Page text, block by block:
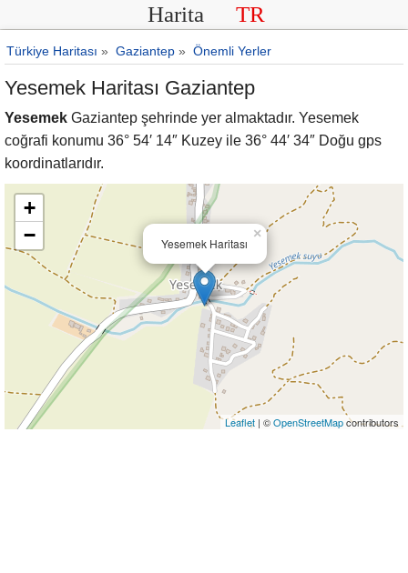
Harita TR
Türkiye Haritası » Gaziantep » Önemli Yerler
Yesemek Haritası Gaziantep
Yesemek Gaziantep şehrinde yer almaktadır. Yesemek
coğrafi konumu 36° 54′ 14″ Kuzey ile 36° 44′ 34″ Doğu gps
koordinatlarıdır.
Yesemek Haritası
×
+
−
Leaflet | ©OpenStreetMapcontributors